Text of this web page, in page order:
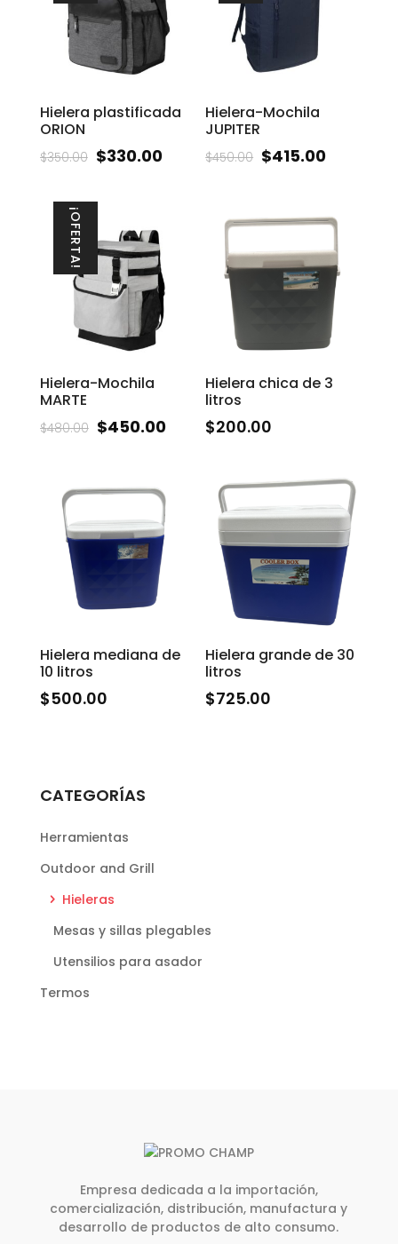
Hielera plastificada
ORION
$350.00 $330.00
Hielera-Mochila
JUPITER
$450.00 $415.00
¡OFERTA!
Hielera-Mochila
MARTE
$480.00 $450.00
Hielera chica de 3
litros
$200.00
Hielera mediana de
10 litros
$500.00
Hielera grande de 30
litros
$725.00
CATEGORÍAS
Herramientas
Outdoor and Grill
Hieleras
Mesas y sillas plegables
Utensilios para asador
Termos
Empresa dedicada a la importación,
comercialización, distribución, manufactura y
desarrollo de productos de alto consumo.